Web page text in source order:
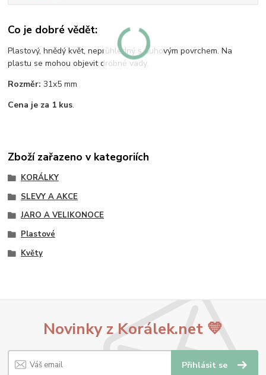
Co je dobré vědět:
Plastový, hnědý květ, neprůhledný s duhovým povrchem. Na
plastu se mohou objevit drobné vady.
Rozměr: 31x5 mm
Cena je za 1 kus.
Zboží zařazeno v kategoriích
KORÁLKY
SLEVY A AKCE
JARO A VELIKONOCE
Plastové
Květy
Novinky z Korálek.net 💛
Přihlásit se